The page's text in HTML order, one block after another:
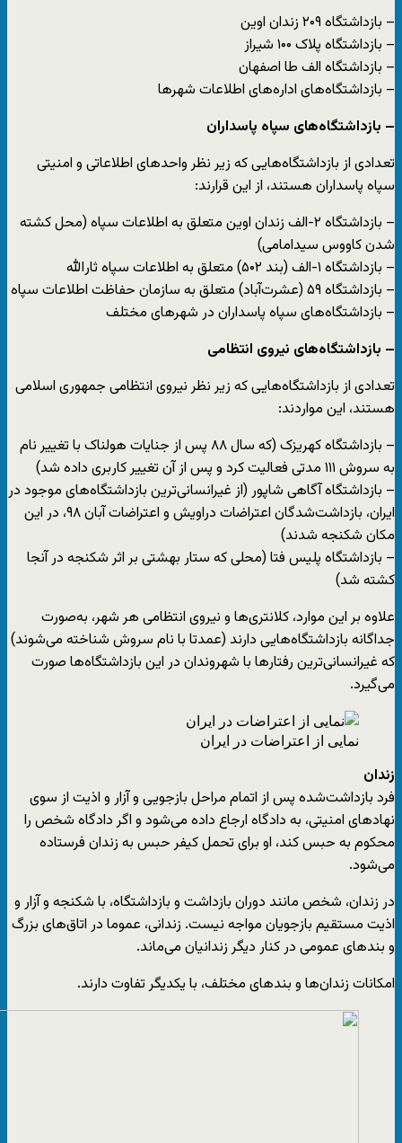
– بازداشتگاه ۲۰۹ زندان اوین
– بازداشتگاه پلاک ۱۰۰ شیراز
– بازداشتگاه الف طا اصفهان
– بازداشتگاه‌های اداره‌های اطلاعات شهرها
– بازداشتگاه‌های سپاه پاسداران
تعدادی از بازداشتگاه‌هایی که زیر نظر واحدهای اطلاعاتی و امنیتی
سپاه پاسداران هستند، از این قرارند:
– بازداشتگاه ۲-الف زندان اوین متعلق به اطلاعات سپاه (محل کشته
شدن کاووس سیدامامی)
– بازداشتگاه ۱-الف (بند ۵۰۲) متعلق به اطلاعات سپاه ثارالله
– بازداشتگاه ۵۹ (عشرت‌آباد) متعلق به سازمان حفاظت اطلاعات سپاه
– بازداشتگاه‌های سپاه پاسداران در شهرهای مختلف
– بازداشتگاه‌های نیروی انتظامی
تعدادی از بازداشتگاه‌هایی که زیر نظر نیروی انتظامی جمهوری اسلامی
هستند، این مواردند:
– بازداشتگاه کهریزک (که سال ۸۸ پس از جنایات هولناک با تغییر نام
به سروش ۱۱۱ مدتی فعالیت کرد و پس از آن تغییر کاربری داده شد)
– بازداشتگاه آگاهی شاپور (از غیرانسانی‌ترین بازداشتگاه‌های موجود در
ایران، بازداشت‌شدگان اعتراضات دراویش و اعتراضات آبان ۹۸، در این
مکان شکنجه شدند)
– بازداشتگاه پلیس فتا (محلی که ستار بهشتی بر اثر شکنجه در آنجا
کشته شد)
علاوه بر این موارد، کلانتری‌ها و نیروی انتظامی هر شهر، به‌صورت
جداگانه بازداشتگاه‌هایی دارند (عمدتا با نام سروش شناخته می‌شوند)
که غیرانسانی‌ترین رفتارها با شهروندان در این بازداشتگاه‌ها صورت
می‌گیرد.
نمایی از اعتراضات در ایران
زندان
فرد بازداشت‌شده پس از اتمام مراحل بازجویی و آزار و اذیت از سوی
نهادهای امنیتی، به دادگاه ارجاع داده می‌شود و اگر دادگاه شخص را
محکوم به حبس کند، او برای تحمل کیفر حبس به زندان فرستاده
می‌شود.
در زندان، شخص مانند دوران بازداشت و بازداشتگاه، با شکنجه و آزار و
اذیت مستقیم بازجویان مواجه نیست. زندانی، عموما در اتاق‌های بزرگ‌
و بندهای عمومی در کنار دیگر زندانیان می‌ماند.
امکانات زندان‌ها و بندهای مختلف، با یکدیگر تفاوت دارند.